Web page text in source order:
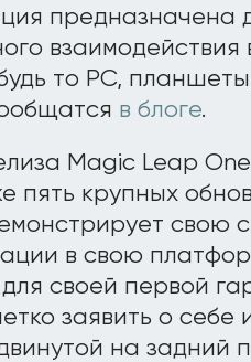
предназначена
то PC,
в блоге.
Magic Leap
пять крупных
свою
в свою
своей первой
заявить о себе
на задний